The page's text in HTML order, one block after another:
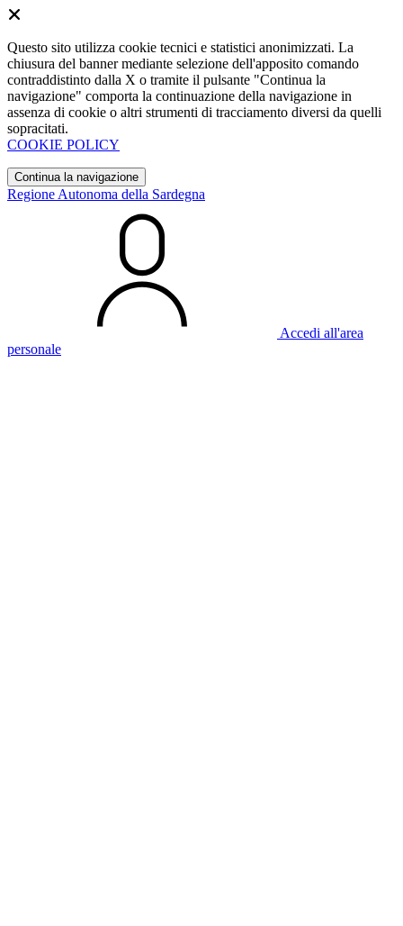
Questo sito utilizza cookie tecnici e statistici anonimizzati. La
chiusura del banner mediante selezione dell'apposito comando
contraddistinto dalla X o tramite il pulsante "Continua la
navigazione" comporta la continuazione della navigazione in
assenza di cookie o altri strumenti di tracciamento diversi da quelli
sopracitati.
COOKIE POLICY
Continua la navigazione
Regione Autonoma della Sardegna
Accedi all'area
personale